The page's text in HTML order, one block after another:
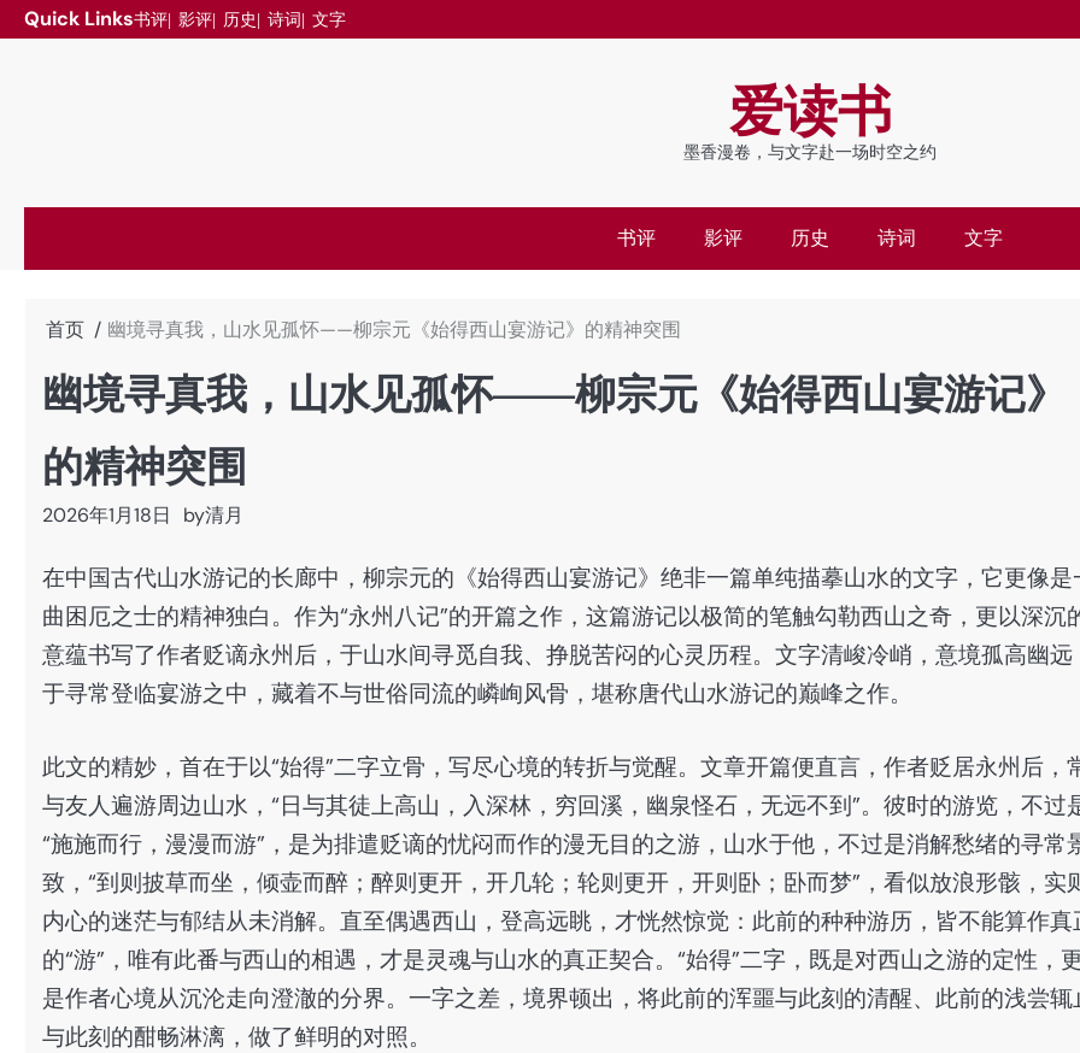
至
Quick Links书评 影评 历史 诗词 文字
爱读书
墨香漫卷，与文字赴一场时空之约
书评 影评 历史 诗词 文字
首页 幽境寻真我，山水见孤怀——柳宗元《始得西山宴游记》的精神突围
幽境寻真我，山水见孤怀——柳宗元《始得西山宴游记》
的精神突围
2026年1月18日 by清月
在中国古代山水游记的长廊中，柳宗元的《始得西山宴游记》绝非一篇单纯描摹山水的文字，它更像是
曲困厄之士的精神独白。作为“永州八记”的开篇之作，这篇游记以极简的笔触勾勒西山之奇，更以深沉
意蕴书写了作者贬谪永州后，于山水间寻觅自我、挣脱苦闷的心灵历程。文字清峻冷峭，意境孤高幽远
于寻常登临宴游之中，藏着不与世俗同流的嶙峋风骨，堪称唐代山水游记的巅峰之作。
此文的精妙，首在于以“始得”二字立骨，写尽心境的转折与觉醒。文章开篇便直言，作者贬居永州后，
与友人遍游周边山水，“日与其徒上高山，入深林，穷回溪，幽泉怪石，无远不到”。彼时的游览，不过
“施施而行，漫漫而游”，是为排遣贬谪的忧闷而作的漫无目的之游，山水于他，不过是消解愁绪的寻常
致，“到则披草而坐，倾壶而醉；醉则更开，开几轮；轮则更开，开则卧；卧而梦”，看似放浪形骸，实
内心的迷茫与郁结从未消解。直至偶遇西山，登高远眺，才恍然惊觉：此前的种种游历，皆不能算作真
的“游”，唯有此番与西山的相遇，才是灵魂与山水的真正契合。“始得”二字，既是对西山之游的定性，
是作者心境从沉沦走向澄澈的分界。一字之差，境界顿出，将此前的浑噩与此刻的清醒、此前的浅尝辄
与此刻的酣畅淋漓，做了鲜明的对照。